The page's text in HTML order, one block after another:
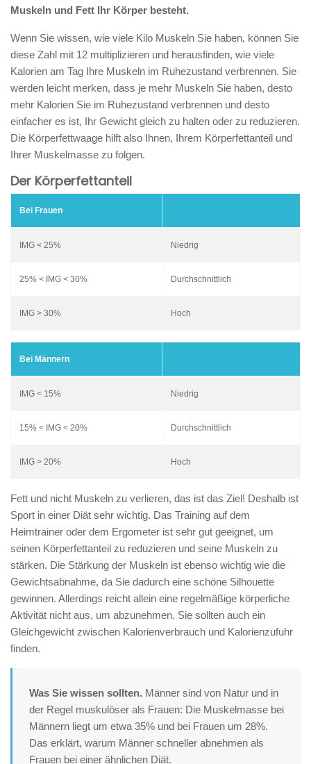
Muskeln und Fett Ihr Körper besteht.
Wenn Sie wissen, wie viele Kilo Muskeln Sie haben, können Sie
diese Zahl mit 12 multiplizieren und herausfinden, wie viele
Kalorien am Tag Ihre Muskeln im Ruhezustand verbrennen. Sie
werden leicht merken, dass je mehr Muskeln Sie haben, desto
mehr Kalorien Sie im Ruhezustand verbrennen und desto
einfacher es ist, Ihr Gewicht gleich zu halten oder zu reduzieren.
Die Körperfettwaage hilft also Ihnen, Ihrem Körperfettanteil und
Ihrer Muskelmasse zu folgen.
Der Körperfettanteil
Bei Frauen
IMG < 25% Niedrig
25% < IMG < 30% Durchschnittlich
IMG > 30% Hoch
Bei Männern
IMG < 15% Niedrig
15% < IMG < 20% Durchschnittlich
IMG > 20% Hoch
Fett und nicht Muskeln zu verlieren, das ist das Ziel! Deshalb ist
Sport in einer Diät sehr wichtig. Das Training auf dem
Heimtrainer oder dem Ergometer ist sehr gut geeignet, um
seinen Körperfettanteil zu reduzieren und seine Muskeln zu
stärken. Die Stärkung der Muskeln ist ebenso wichtig wie die
Gewichtsabnahme, da Sie dadurch eine schöne Silhouette
gewinnen. Allerdings reicht allein eine regelmäßige körperliche
Aktivität nicht aus, um abzunehmen. Sie sollten auch ein
Gleichgewicht zwischen Kalorienverbrauch und Kalorienzufuhr
finden.
Was Sie wissen sollten. Männer sind von Natur und in
der Regel muskulöser als Frauen: Die Muskelmasse bei
Männern liegt um etwa 35% und bei Frauen um 28%.
Das erklärt, warum Männer schneller abnehmen als
Frauen bei einer ähnlichen Diät.